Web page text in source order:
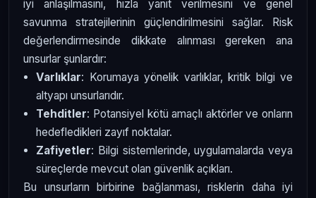
iyi anlaşılmasını, hızla yanıt verilmesini ve genel
savunma stratejilerinin güçlendirilmesini sağlar. Risk
değerlendirmesinde dikkate alınması gereken ana
unsurlar şunlardır:
Varlıklar: Korumaya yönelik varlıklar, kritik bilgi ve
altyapı unsurlarıdır.
Tehditler: Potansiyel kötü amaçlı aktörler ve onların
hedefledikleri zayıf noktalar.
Zafiyetler: Bilgi sistemlerinde, uygulamalarda veya
süreçlerde mevcut olan güvenlik açıkları.
Bu unsurların birbirine bağlanması, risklerin daha iyi